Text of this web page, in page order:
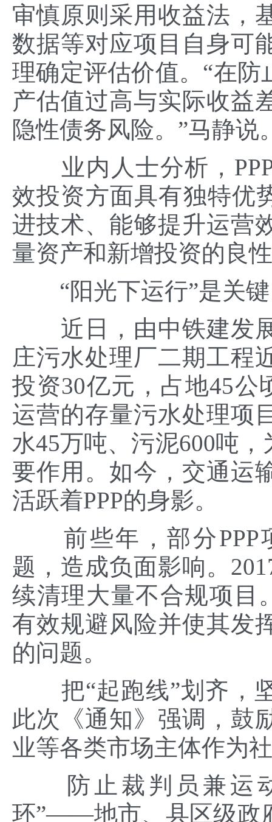
审慎原则采用收益法，
数据等对应项目自身可
理确定评估价值。“在
产估值过高与实际收益
隐性债务风险。”马静说
业内人士分析，PPP
效投资方面具有独特优
进技术、能够提升运营
量资产和新增投资的良
“阳光下运行”是关键
近日，由中铁建发展
庄污水处理厂二期工程
投资30亿元，占地45公
运营的存量污水处理项
水45万吨、污泥600吨
要作用。如今，交通运
活跃着PPP的身影。
前些年，部分PPP
题，造成负面影响。
续清理大量不合规项目
有效规避风险并使其发
的问题。
把“起跑线”划齐，
此次《通知》强调，鼓
业等各类市场主体作为
防止裁判员兼运动
环”——地市、县区级政